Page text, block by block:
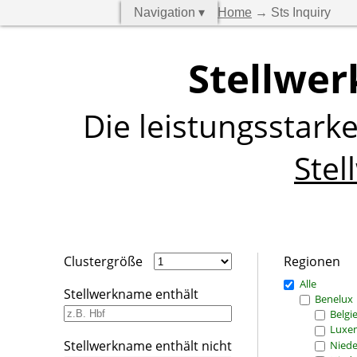
Navigation ▾ Home → Sts Inquiry
Die
Clustergröße
Stellwerkname enthält
Stellwerkname enthält nicht
Regionen
Alle
Benelux